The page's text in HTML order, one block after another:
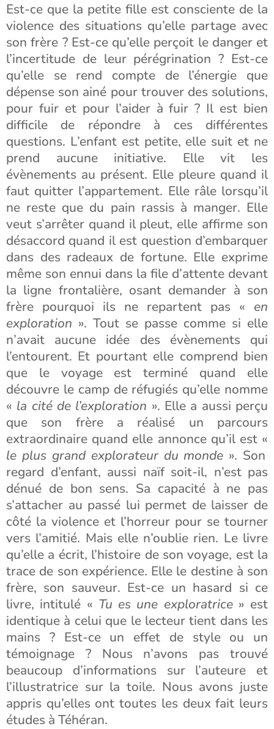
Est-ce que la petite fille est consciente de la
violence des situations qu’elle partage avec
son frère ? Est-ce qu’elle perçoit le danger et
l’incertitude de leur pérégrination ? Est-ce
qu’elle se rend compte de l’énergie que
dépense son ainé pour trouver des solutions,
pour fuir et pour l’aider à fuir ? Il est bien
difficile de répondre à ces différentes
questions. L’enfant est petite, elle suit et ne
prend aucune initiative. Elle vit les
évènements au présent. Elle pleure quand il
faut quitter l’appartement. Elle râle lorsqu’il
ne reste que du pain rassis à manger. Elle
veut s’arrêter quand il pleut, elle affirme son
désaccord quand il est question d’embarquer
dans des radeaux de fortune. Elle exprime
même son ennui dans la file d’attente devant
la ligne frontalière, osant demander à son
frère pourquoi ils ne repartent pas « en
exploration ». Tout se passe comme si elle
n’avait aucune idée des évènements qui
l’entourent. Et pourtant elle comprend bien
que le voyage est terminé quand elle
découvre le camp de réfugiés qu’elle nomme
« la cité de l’exploration ». Elle a aussi perçu
que son frère a réalisé un parcours
extraordinaire quand elle annonce qu’il est «
le plus grand explorateur du monde ». Son
regard d’enfant, aussi naïf soit-il, n’est pas
dénué de bon sens. Sa capacité à ne pas
s’attacher au passé lui permet de laisser de
côté la violence et l’horreur pour se tourner
vers l’amitié. Mais elle n’oublie rien. Le livre
qu’elle a écrit, l’histoire de son voyage, est la
trace de son expérience. Elle le destine à son
frère, son sauveur. Est-ce un hasard si ce
livre, intitulé « Tu es une exploratrice» est
identique à celui que le lecteur tient dans les
mains ? Est-ce un effet de style ou un
témoignage ? Nous n’avons pas trouvé
beaucoup d’informations sur l’auteure et
l’illustratrice sur la toile. Nous avons juste
appris qu’elles ont toutes les deux fait leurs
études à Téhéran.